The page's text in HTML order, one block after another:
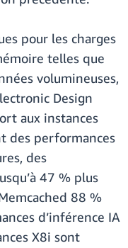
pour les charges
telles que
volumineuses,
Design
aux instances
des performances
des
47 % plus
88 %
d’inférence IA
X8i sont